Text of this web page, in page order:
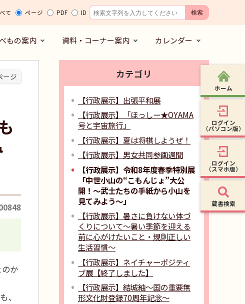
て ページ PDF ID
もの案内 資料・コーナー案内 カレンダー
ージ
か
、
カテゴリ
【行政展示】出張平和展
【行政展示】「ほっしー★OYAMA
号と宇宙旅行」
【行政展示】夏は将棋しようぜ！
【行政展示】男女共同参画週間
【行政展示】令和8年度春季特別展
「中世小山の“こもんじょ”大公
開！～武士たちの手紙から小山を
見てみよう～」
【行政展示】暑さに負けない体づ
くりについて～暑い季節を迎える
前に心がけたいこと・規則正しい
生活習慣〜
【行政展示】ネイチャーポジティ
ブ展【終了しました】
【行政展示】結城紬〜国の重要無
形文化財登録70周年記念〜
ホーム
ログイン
（パソコン版）
ログイン
（スマホ版）
蔵書検索